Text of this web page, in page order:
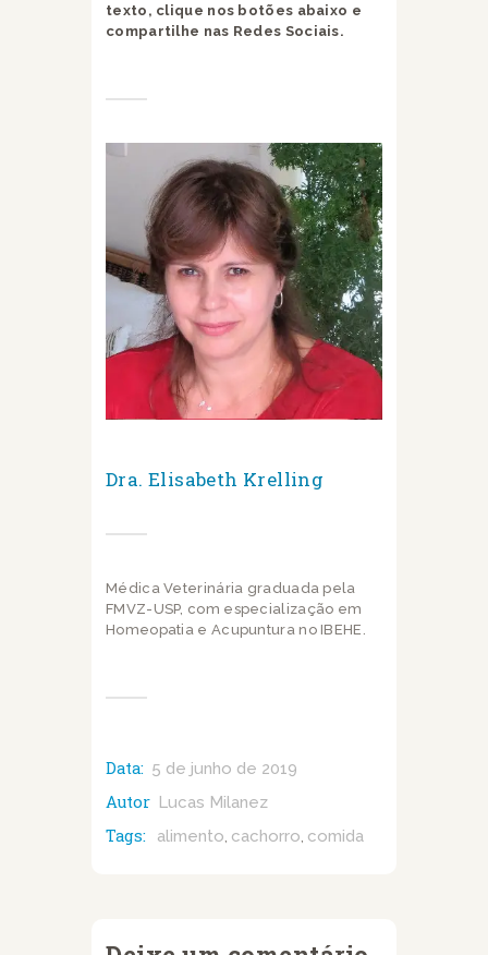
texto, clique nos botões abaixo e
compartilhe nas Redes Sociais.
Dra. Elisabeth Krelling
Médica Veterinária graduada pela
FMVZ-USP, com especialização em
Homeopatia e Acupuntura no IBEHE.
Data: 5 de junho de 2019
Autor Lucas Milanez
Tags: alimento, cachorro, comida